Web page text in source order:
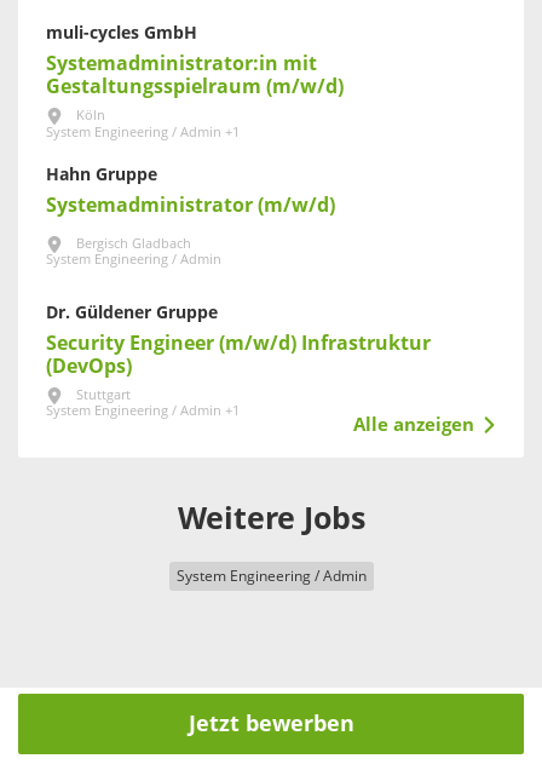
muli-cycles GmbH
Systemadministrator:in mit
Gestaltungsspielraum (m/w/d)
Köln
System Engineering / Admin +1
Hahn Gruppe
Systemadministrator (m/w/d)
Bergisch Gladbach
System Engineering / Admin
Dr. Güldener Gruppe
Security Engineer (m/w/d) Infrastruktur
(DevOps)
Stuttgart
System Engineering / Admin +1
Alle anzeigen
Weitere Jobs
System Engineering / Admin
Jetzt bewerben